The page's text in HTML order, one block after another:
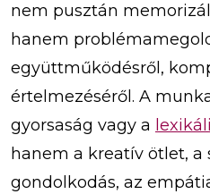
nem pusztán
hanem
együttműködésről,
értelmezéséről. A
gyorsaság vagy a
hanem a kreatív ötlet, a
gondolkodás, az